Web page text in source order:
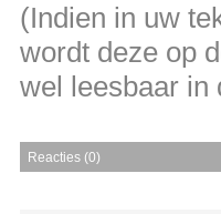
(Indien in uw
wordt deze op
wel leesbaar in
Reacties (0)